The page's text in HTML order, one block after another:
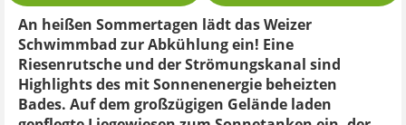
An heißen Sommertagen lädt das Weizer
Schwimmbad zur Abkühlung ein! Eine
Riesenrutsche und der Strömungskanal sind
Highlights des mit Sonnenenergie beheizten
Bades. Auf dem großzügigen Gelände laden